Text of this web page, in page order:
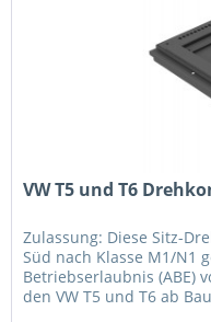
VW T5 und T6
Zulassung: Diese Sitz-
Süd nach Klasse M1/N1
Betriebserlaubnis (ABE)
den VW T5 und T6 ab